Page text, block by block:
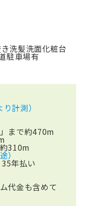
洗髪洗面化粧台
駐車場有
計測）
まで約470m
310m
）
年払い
代金も含めて